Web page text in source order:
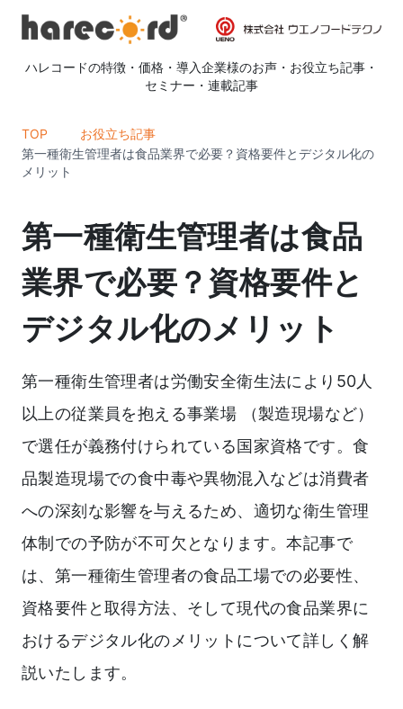
ハレコードの特徴 ・ 価格 ・ 導入企業様のお声 ・ お役立ち記事 ・
セミナー ・ 連載記事
TOP
お役立ち記事
第一種衛生管理者は食品業界で必要？資格要件とデジタル化の
メリット
第一種衛生管理者は食品
業界で必要？資格要件と
デジタル化のメリット
第一種衛生管理者は労働安全衛生法により50人
以上の従業員を抱える事業場 （製造現場など）
で選任が義務付けられている国家資格です。食
品製造現場での食中毒や異物混入などは消費者
への深刻な影響を与えるため、適切な衛生管理
体制での予防が不可欠となります。本記事で
は、第一種衛生管理者の食品工場での必要性、
資格要件と取得方法、そして現代の食品業界に
おけるデジタル化のメリットについて詳しく解
説いたします。